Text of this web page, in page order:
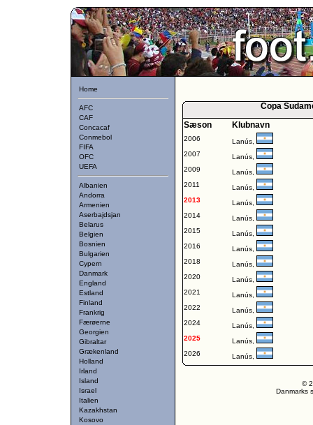
Home
AFC
CAF
Concacaf
Conmebol
FIFA
OFC
UEFA
Albanien
Andorra
Armenien
Aserbajdsjan
Belarus
Belgien
Bosnien
Bulgarien
Cypern
Danmark
England
Estland
Finland
Frankrig
Færøerne
Georgien
Gibraltar
Grækenland
Holland
Irland
Island
Israel
Italien
Kazakhstan
Kosovo
Copa
Sæson
Klubnavn
2006
Lanús,
2007
Lanús,
2009
Lanús,
2011
Lanús,
2013
Lanús,
2014
Lanús,
2015
Lanús,
2016
Lanús,
2018
Lanús,
2020
Lanús,
2021
Lanús,
2022
Lanús,
2024
Lanús,
2025
Lanús,
2026
Lanús,
©
Danmarks